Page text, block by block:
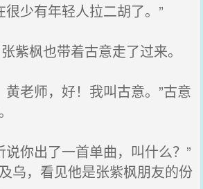
少有年轻人拉二胡了。”
紫枫也带着古意走了过来。
老师，好！我叫古意。”古意
你出了一首单曲，叫什么？”
乌，看见他是张紫枫朋友的份